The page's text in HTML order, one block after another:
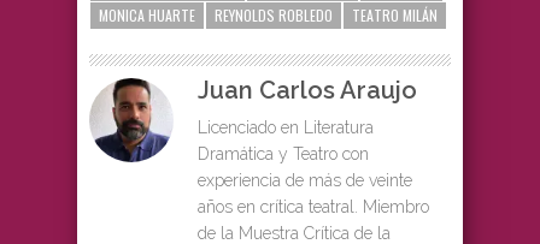
MONICA HUARTE
REYNOLDS ROBLEDO TEATRO MILÁN
Juan Carlos Araujo
Licenciado en Literatura
Dramática y Teatro con
experiencia de más de veinte
años en crítica teatral. Miembro
de la Muestra Crítica de la